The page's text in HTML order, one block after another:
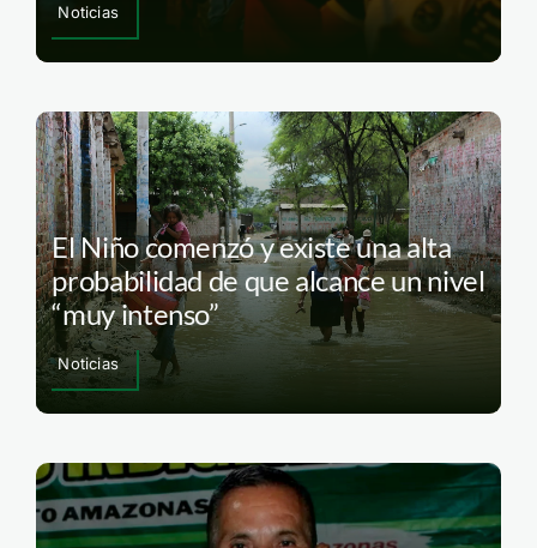
Noticias
El Niño comenzó y existe una alta
probabilidad de que alcance un nivel
“muy intenso”
Noticias